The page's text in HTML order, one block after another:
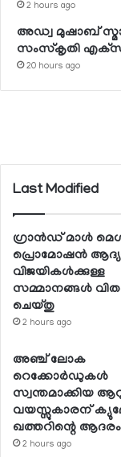
2 hours ago
അഡ്വ മുഷാബ്
സംസ്‌കൃതി
20 hours ago
Last Modified
ഗ്രാന്‍ഡ് മാള്‍
പ്രൊമോഷന്‍
വിജയികള്‍ക്കുള്ള
സമ്മാനങ്ങള്‍
ചെയ്തു
2 hours ago
അഞ്ച് ലോക
റെക്കോര്‍ഡുകള്‍
സ്വന്തമാക്കിയ
വയസ്സുകാരന്
ഖത്തറിന്റെ ആദരം
2 hours ago